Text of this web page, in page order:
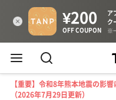
【重要】令和8年熊本地震の影
（2026年7月29日更新）